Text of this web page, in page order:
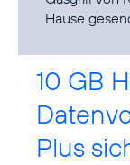
Hause
10 GB
Plus